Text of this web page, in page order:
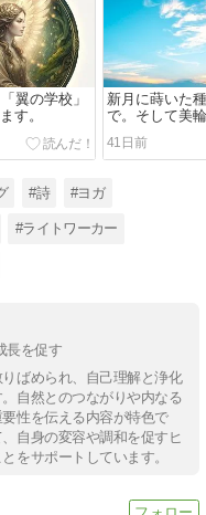
翼の学校」
す。
新月に蒔いた
で。そして美
41日前
#詩 #ヨガ
#ライトワーカー
長を促す
ばめられ、自己理解と浄化
自然とのつながりや内なる
性を伝える内容が特色で
自身の変容や調和を促すヒ
をサポートしています。